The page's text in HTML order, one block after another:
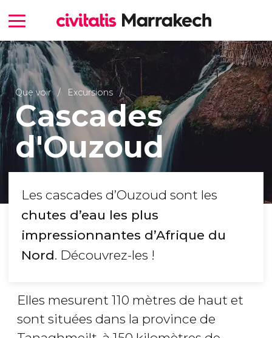
Que voir Excursions
Cascades
d'Ouzoud
Les cascades d’Ouzoud sont les
chutes d’eau les plus
impressionnantes d’Afrique du
Nord. Découvrez-les !
Elles mesurent 110 mètres de haut et
sont situées dans la province de